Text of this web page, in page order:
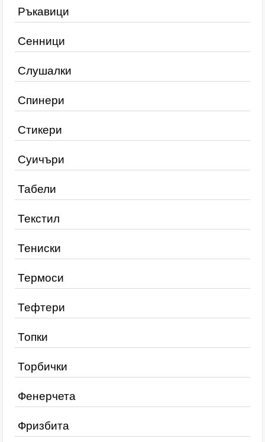
Ръкавици
Сенници
Слушалки
Спинери
Стикери
Суичъри
Табели
Текстил
Тениски
Термоси
Тефтери
Топки
Торбички
Фенерчета
Фризбита